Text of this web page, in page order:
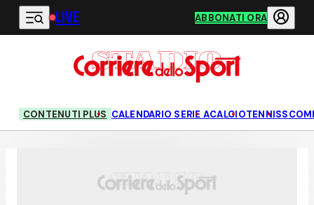
Vai al contenuto principale
LIVE ABBONATI ORA
CONTENUTI PLUS CALENDARIO SERIE ACALCIOTENNIS